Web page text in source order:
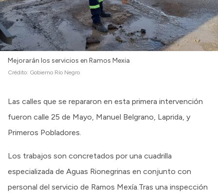
Mejorarán los servicios en Ramos Mexia
Crédito: Gobierno Río Negro
Las calles que se repararon en esta primera intervención
fueron calle 25 de Mayo, Manuel Belgrano, Laprida, y
Primeros Pobladores.
Los trabajos son concretados por una cuadrilla
especializada de Aguas Rionegrinas en conjunto con
personal del servicio de Ramos Mexía.Tras una inspección